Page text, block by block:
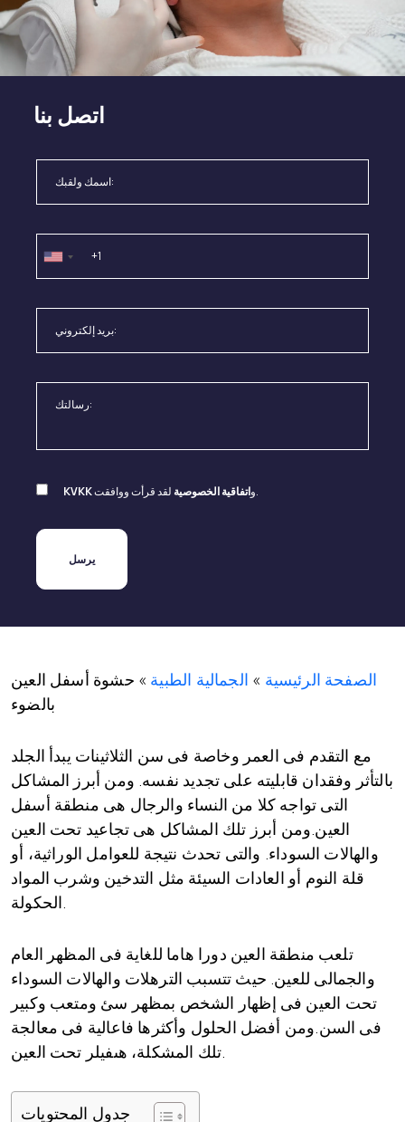
اتصل بنا
KVKK واتفاقية الخصوصية لقد قرأت ووافقت.
الصفحة الرئيسية » الجمالية الطبية » حشوة أسفل العين
بالضوء
مع التقدم فى العمر وخاصة فى سن الثلاثينات يبدأ الجلد
بالتأثر وفقدان قابليته على تجديد نفسه. ومن أبرز المشاكل
التى تواجه كلا من النساء والرجال هى منطقة أسفل
العين.ومن أبرز تلك المشاكل هى تجاعيد تحت العين
والهالات السوداء. والتى تحدث نتيجة للعوامل الوراثية، أو
قلة النوم أو العادات السيئة مثل التدخين وشرب المواد
تلعب منطقة العين دورا هاما للغاية فى المظهر العام
والجمالى للعين. حيث تتسبب الترهلات والهالات السوداء
تحت العين فى إظهار الشخص بمظهر سئ ومتعب وكبير
فى السن.ومن أفضل الحلول وأكثرها فاعالية فى معالجة
جدول المحتويات